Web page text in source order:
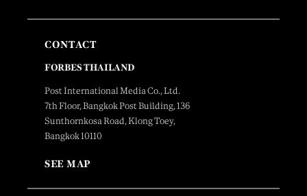
CONTACT
FORBES THAILAND
Post International Media Co., Ltd.
7th Floor, Bangkok Post Building, 136
Sunthornkosa Road, Klong Toey,
Bangkok 10110
SEE MAP